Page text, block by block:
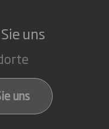
uns
uns